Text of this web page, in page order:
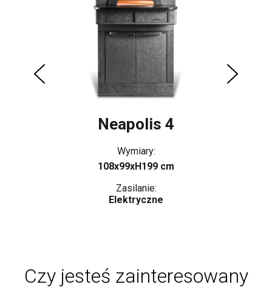
Neapolis 4
Wymiary:
108x99xH199 cm
Zasilanie:
Elektryczne
Czy jesteś zainteresowany